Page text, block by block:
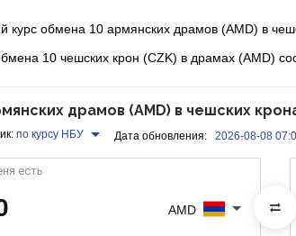
курс обмена 10 армянских драмов (AMD) в
10 чешских крон (CZK) в драмах (AMD)
драмов (AMD) в чешских
по курсу НБУ Дата обновления: 2026-08-08
есть
AMD